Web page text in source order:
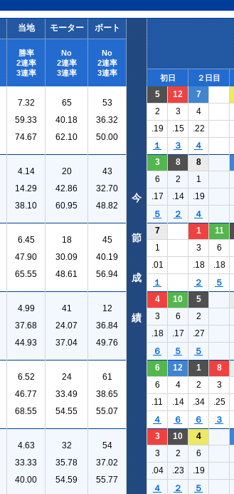
当地 モーター ボート
勝率
2連率
3連率
No
2連率
3連率
No
2連率
3連率
初日 ２日目
7.32
59.33
74.67
65
40.18
62.10
53
36.32
50.00
5 12 7
2 3 4
.19
.15 .22
１
３ ４
4.14
14.29
38.10
20
42.86
60.95
43
32.70
48.82
3 8 8
6 2 1
.17
.14 .19
５
２ ４
6.45
47.90
65.55
18
30.09
48.61
45
40.19
56.94
7 1 11
1 3 6
.01
.18 .18
１
２ ５
4.99
37.68
44.93
41
24.07
37.04
12
36.84
49.76
4 10 5
3
6 2
.18
.17 .27
６
５ ５
6.52
46.77
68.55
24
33.49
54.55
61
38.65
55.07
6 12 1 8
6 4 2 3
.11
.14 .34 .25
４
６ ６ ３
4.63
33.33
40.00
32
35.78
54.59
54
37.02
55.77
3 10 4
3
2 6
.04
.23 .19
４
２ ５
今
節
成
績